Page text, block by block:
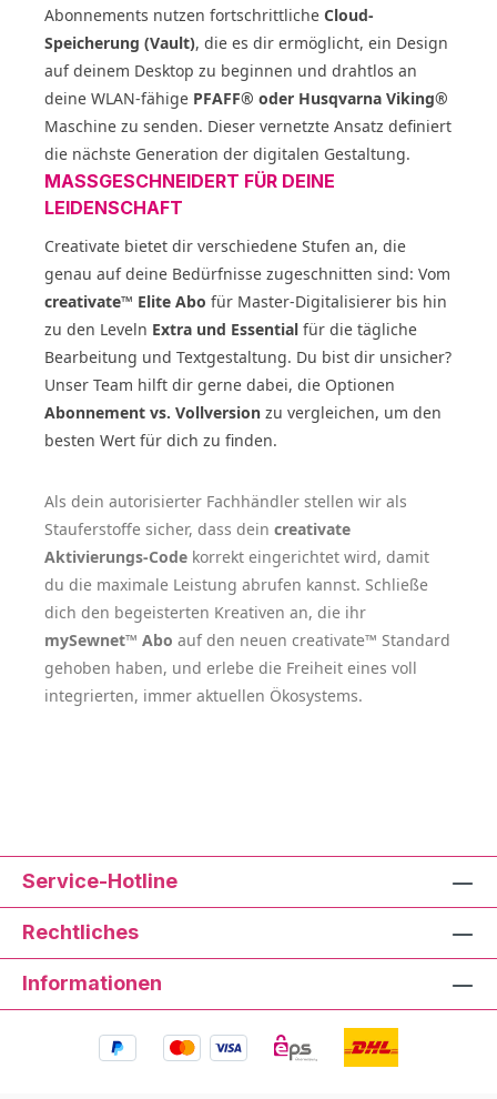
Abonnements nutzen fortschrittliche Cloud-
Speicherung (Vault), die es dir ermöglicht, ein Design
auf deinem Desktop zu beginnen und drahtlos an
deine WLAN-fähige PFAFF® oder Husqvarna Viking®
Maschine zu senden. Dieser vernetzte Ansatz definiert
die nächste Generation der digitalen Gestaltung.
MASSGESCHNEIDERT FÜR DEINE L
EIDENSCHAFT
Creativate bietet dir verschiedene Stufen an, die
genau auf deine Bedürfnisse zugeschnitten sind: Vom
creativate™ Elite Abo für Master-Digitalisierer bis hin
zu den Leveln Extra und Essential für die tägliche
Bearbeitung und Textgestaltung. Du bist dir unsicher?
Unser Team hilft dir gerne dabei, die Optionen
Abonnement vs. Vollversion zu vergleichen, um den
besten Wert für dich zu finden.
Als dein autorisierter Fachhändler stellen wir als
Stauferstoffe sicher, dass dein creativate
Aktivierungs-Code korrekt eingerichtet wird, damit
du die maximale Leistung abrufen kannst. Schließe
dich den begeisterten Kreativen an, die ihr
mySewnet™ Abo auf den neuen creativate™ Standard
gehoben haben, und erlebe die Freiheit eines voll
integrierten, immer aktuellen Ökosystems.
Service-Hotline
Rechtliches
Informationen